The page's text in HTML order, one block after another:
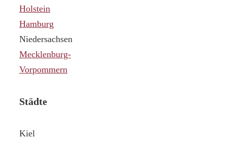
Holstein
Hamburg
Niedersachsen
Mecklenburg-
Vorpommern
Städte
Kiel